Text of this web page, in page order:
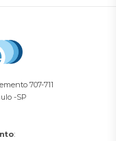
707-711
-SP
: